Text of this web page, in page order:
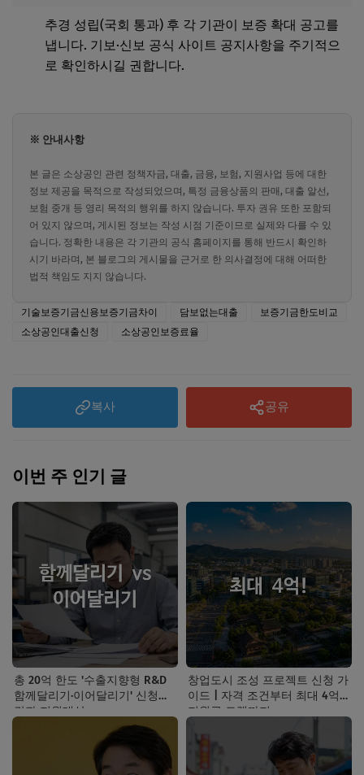
추경 성립(국회 통과) 후 각 기관이 보증 확대 공고를
냅니다. 기보·신보 공식 사이트 공지사항을 주기적으
로 확인하시길 권합니다.
※ 안내사항
본 글은 소상공인 관련 정책자금, 대출, 금융, 보험, 지원사업 등에 대한
정보 제공을 목적으로 작성되었으며, 특정 금융상품의 판매, 대출 알선,
보험 중개 등 영리 목적의 행위를 하지 않습니다. 투자 권유 또한 포함되
어 있지 않으며, 게시된 정보는 작성 시점 기준이므로 실제와 다를 수 있
습니다. 정확한 내용은 각 기관의 공식 홈페이지를 통해 반드시 확인하
시기 바라며, 본 블로그의 게시물을 근거로 한 의사결정에 대해 어떠한
법적 책임도 지지 않습니다.
기술보증기금신용보증기금차이 담보없는대출
보증기금한도비교
소상공인대출신청
소상공인보증료율
복사 공유
이번 주 인기 글
총 20억 한도 '수출지향형 R&D
함께달리기·이어달리기' 신청기
간과 지원대상
창업도시 조성 프로젝트 신청 가
이드 | 자격 조건부터 최대 4억
지원금 트랙까지